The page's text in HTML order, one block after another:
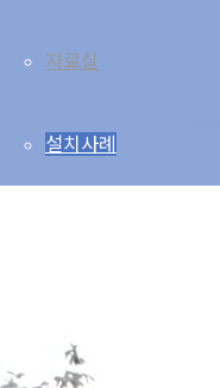
자료실
설치사례